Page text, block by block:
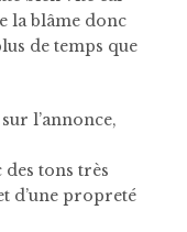
la blâme donc
de temps que
l’annonce,
tons très
d’une propreté